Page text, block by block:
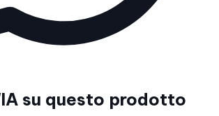
su questo prodotto